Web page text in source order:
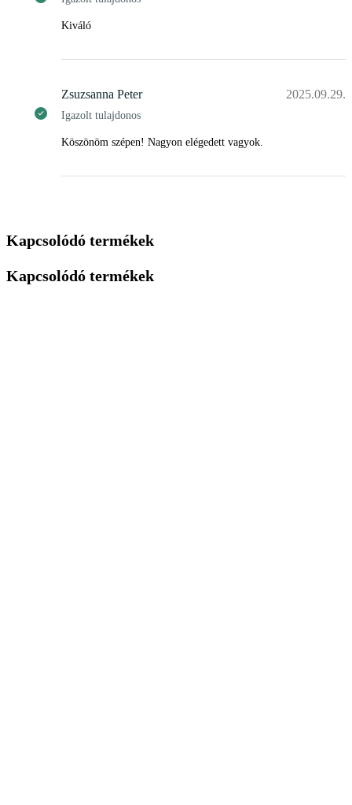
Kiváló
Zsuzsanna Peter
Igazolt tulajdonos
2025.09.29.
Köszönöm szépen! Nagyon elégedett vagyok.
Kapcsolódó termékek
Kapcsolódó termékek